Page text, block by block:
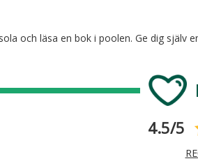
och läsa en bok i poolen. Ge dig själv
4.5/5